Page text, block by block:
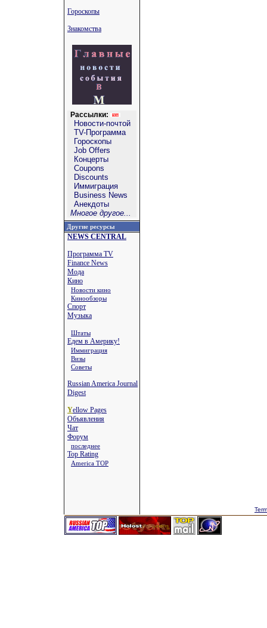
Гороскопы
Знакомства
Рассылки:
Новости-почтой
TV-Программа
Гороскопы
Job Offers
Концерты
Coupons
Discounts
Иммиграция
Business News
Анекдоты
Многое другое...
Другие ресурсы
NEWS CENTRAL
Программа TV
Finance News
Мода
Кино
Новости кино
Кинообзоры
Спорт
Музыка
Штаты
Едем в Америку!
Иммиграция
Визы
Советы
Russian America Journal
Digest
Yellow Pages
Объявления
Чат
Форум
последнее
Top Rating
America TOP